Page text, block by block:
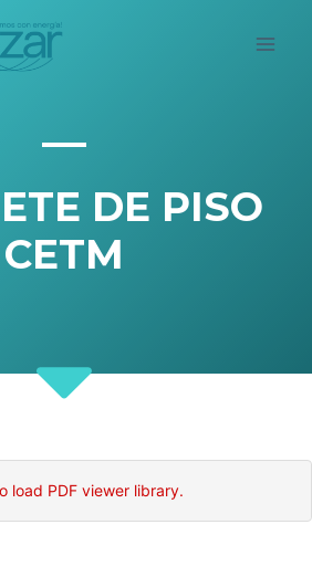
DE PISO
CETM
load PDF viewer library.